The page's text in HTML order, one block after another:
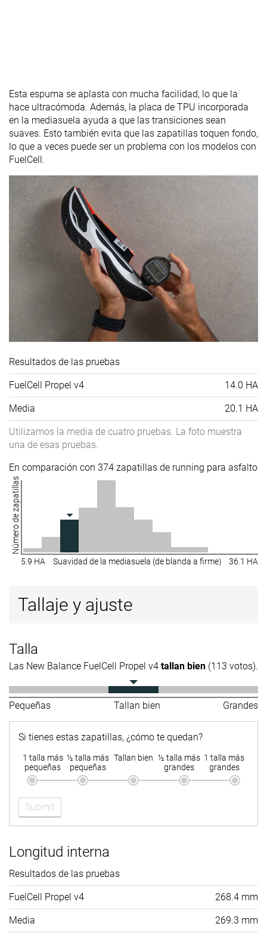
Esta espuma se aplasta con mucha facilidad, lo que la
hace ultracómoda. Además, la placa de TPU incorporada
en la mediasuela ayuda a que las transiciones sean
suaves. Esto también evita que las zapatillas toquen fondo,
lo que a veces puede ser un problema con los modelos con
FuelCell.
Resultados de las pruebas
FuelCell Propel v4 14.0 HA
Media 20.1 HA
Utilizamos la media de cuatro pruebas. La foto muestra
una de esas pruebas.
En comparación con 374 zapatillas de running para asfalto
Número de zapatillas
5.9 HA Suavidad de la mediasuela (de blanda a firme) 36.1 HA
Tallaje y ajuste
Talla
Las New Balance FuelCell Propel v4 tallan bien (113 votos).
Pequeñas Tallan bien Grandes
Si tienes estas zapatillas, ¿cómo te quedan?
1 talla más
pequeñas
½ talla más
pequeñas
Tallan bien ½ talla más
grandes
1 talla más
grandes
Submit
Longitud interna
Resultados de las pruebas
FuelCell Propel v4 268.4 mm
Media 269.3 mm